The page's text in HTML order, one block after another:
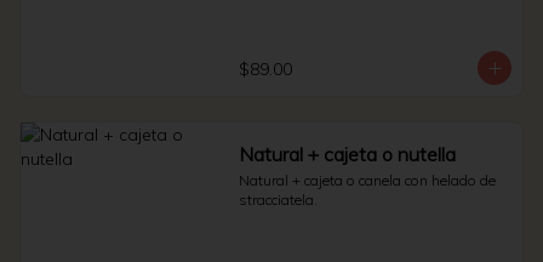
$89.00
Natural + cajeta o nutella
Natural + cajeta o canela con helado de
stracciatela.